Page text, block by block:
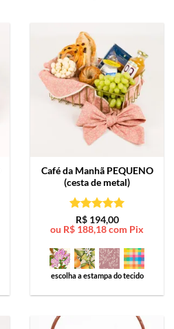
Café da Manhã PEQUENO
(cesta de metal)
Avaliação5
de 5
R$194,00
ou R$ 188,18com Pix
escolha a estampa do tecido